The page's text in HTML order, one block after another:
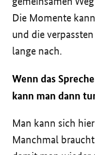
Die Momente
und die
lange nach.
Wenn das
kann man dann
Man kann sich
Manchmal